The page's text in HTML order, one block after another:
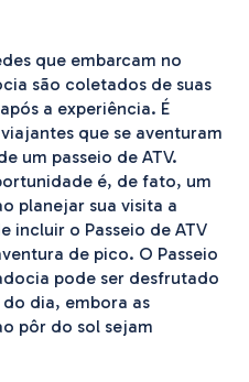
que embarcam no
são coletados de suas
a experiência. É
que se aventuram
um passeio de ATV.
é, de fato, um
planejar sua visita a
incluir o Passeio de ATV
de pico. O Passeio
pode ser desfrutado
dia, embora as
pôr do sol sejam